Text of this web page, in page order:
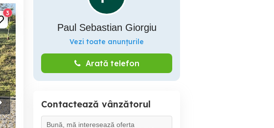
3
Paul Sebastian Giorgiu
Vezi toate anunțurile
Arată telefon
Contactează vânzătorul